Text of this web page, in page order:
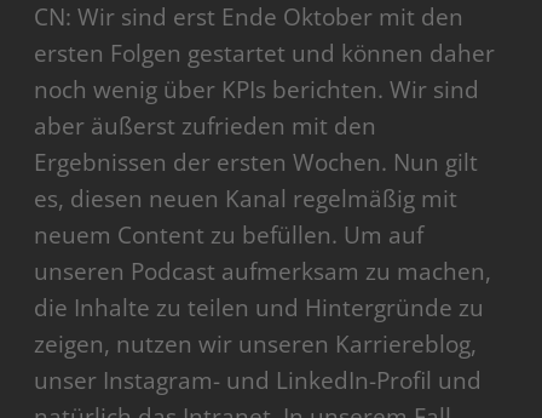
CN: Wir sind erst Ende Oktober mit den
ersten Folgen gestartet und können daher
noch wenig über KPIs berichten. Wir sind
aber äußerst zufrieden mit den
Ergebnissen der ersten Wochen. Nun gilt
es, diesen neuen Kanal regelmäßig mit
neuem Content zu befüllen. Um auf
unseren Podcast aufmerksam zu machen,
die Inhalte zu teilen und Hintergründe zu
zeigen, nutzen wir unseren Karriereblog,
unser Instagram- und LinkedIn-Profil und